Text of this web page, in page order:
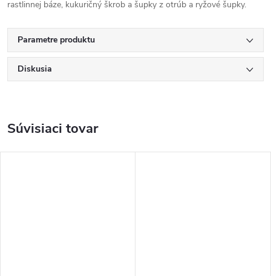
rastlinnej báze, kukuričný škrob a šupky z otrúb a ryžové šupky.
Parametre produktu
Diskusia
Súvisiaci tovar